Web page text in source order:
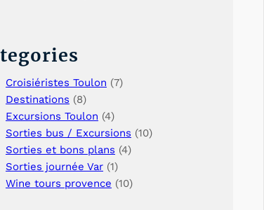
Croisiéristes Toulon (7)
Destinations (8)
Excursions Toulon (4)
Sorties bus / Excursions (10)
Sorties et bons plans (4)
Sorties journée Var (1)
Wine tours provence (10)